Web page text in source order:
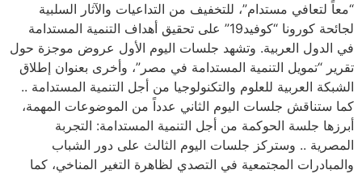
“معاً لتعافي مستدام”، للتخفيف من التداعيات والآثار السلبية
لجائحة كورونا “كوفيد19” على تحقيق أهداف التنمية المستدامة
في الدول العربية. وتشهد جلسات اليوم الأول عروض موجزة حول
تقرير “تمويل التنمية المستدامة في مصر”، وأخرى بعنوان إطلاق
الشبكة العربية للعلوم والتكنولوجيا من أجل التنمية المستدامة ..
كما ستناقش جلسات اليوم الثاني عدداً من الموضوعات المهمة،
أبرزها جلسة الحوكمة من أجل التنمية المستدامة: التجربة
المصرية .. وستركز جلسات اليوم الثالث على دور الشباب
والمبادرات المجتمعية في التصدي لظاهرة التغير المناخي، كما